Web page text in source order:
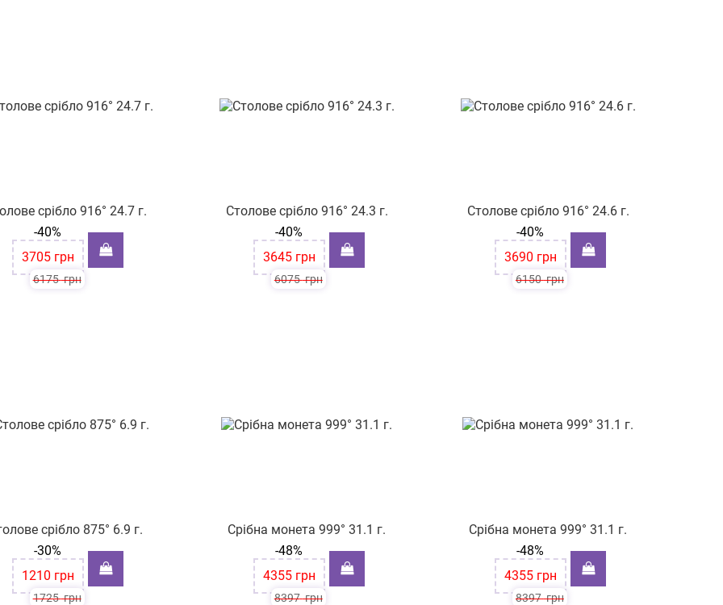
срібло 916° 24.7 г.
6175грн
-40%
3705грн
Столове срібло 916° 24.3 г.
6075грн
-40%
3645грн
Столове срібло 916° 24.6 г.
6150грн
-40%
3690 грн
срібло 875° 6.9 г.
1725грн
-30%
1210 грн
Срібна монета 999° 31.1 г.
8397грн
-48%
4355грн
Срібна монета 999° 31.1 г.
8397грн
-48%
4355грн